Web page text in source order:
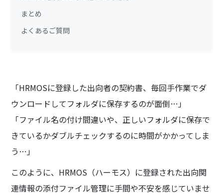
まとめ
よくあるご質問
「HRMOSに登録した出向者の契約書、毎回手作業でダ
ウンロードしてフォルダに保存するのが面倒…」
「ファイル名の付け間違いや、正しいフォルダに保存で
きているかダブルチェックするのに時間がかかってしま
う…」
このように、HRMOS（ハーモス）に登録された出向関
連情報の添付ファイル管理に手間や不安を感じていませ